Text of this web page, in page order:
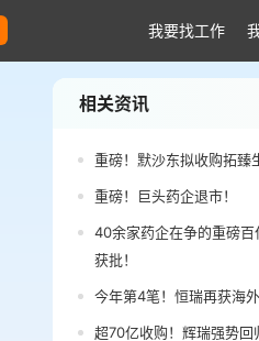
我要找工作
相关资讯
重磅！默沙东拟收购拓臻
重磅！巨头药企退市！
40余家药企在争的重磅
获批！
今年第4笔！恒瑞再获海
超70亿收购！辉瑞强势回